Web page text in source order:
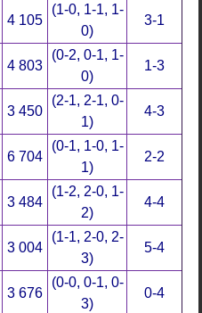
4 105
(1-0, 1-1, 1-
0)
3-1
4 803
(0-2, 0-1, 1-
0)
1-3
3 450
(2-1, 2-1, 0-
1)
4-3
6 704
(0-1, 1-0, 1-
1)
2-2
3 484
(1-2, 2-0, 1-
2)
4-4
3 004
(1-1, 2-0, 2-
3)
5-4
3 676
(0-0, 0-1, 0-
3)
0-4